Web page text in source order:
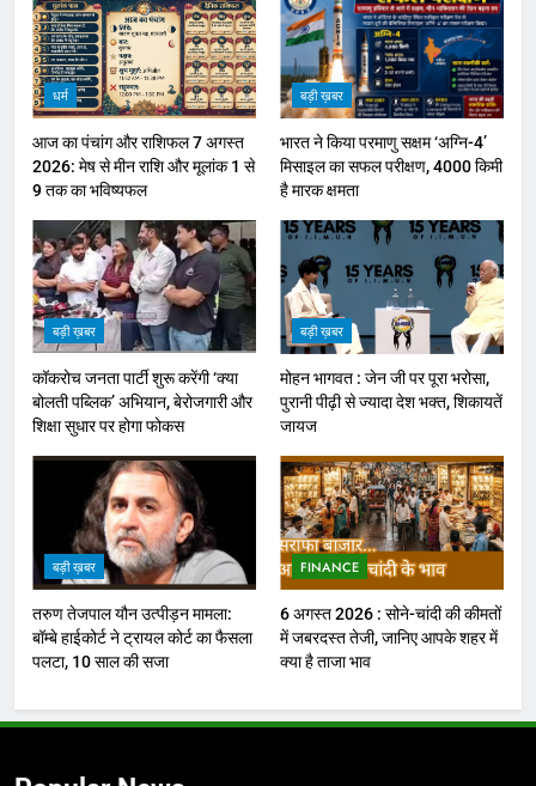
धर्म
आज का पंचांग और राशिफल 7 अगस्त
2026: मेष से मीन राशि और मूलांक 1 से
9 तक का भविष्यफल
बड़ी ख़बर
भारत ने किया परमाणु सक्षम ‘अग्नि-4’
मिसाइल का सफल परीक्षण, 4000 किमी
है मारक क्षमता
बड़ी ख़बर
कॉकरोच जनता पार्टी शुरू करेंगी ‘क्या
बोलती पब्लिक’ अभियान, बेरोजगारी और
शिक्षा सुधार पर होगा फोकस
बड़ी ख़बर
मोहन भागवत : जेन जी पर पूरा भरोसा,
पुरानी पीढ़ी से ज्यादा देश भक्त, शिकायतें
जायज
बड़ी ख़बर
तरुण तेजपाल यौन उत्पीड़न मामला:
बॉम्बे हाईकोर्ट ने ट्रायल कोर्ट का फैसला
पलटा, 10 साल की सजा
FINANCE
6 अगस्त 2026 : सोने-चांदी की कीमतों
में जबरदस्त तेजी, जानिए आपके शहर में
क्या है ताजा भाव